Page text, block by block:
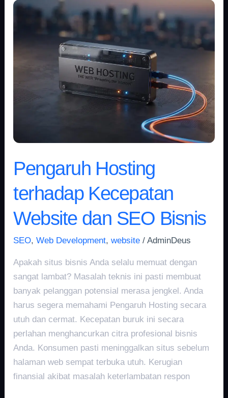
Pengaruh Hosting
terhadap Kecepatan
Website dan SEO Bisnis
SEO,Web Development,website /AdminDeus
Apakah situs bisnis Anda selalu memuat dengan
sangat lambat? Masalah teknis ini pasti membuat
banyak pelanggan potensial merasa jengkel. Anda
harus segera memahami Pengaruh Hosting secara
utuh dan cermat. Kecepatan buruk ini secara
perlahan menghancurkan citra profesional bisnis
Anda. Konsumen pasti meninggalkan situs sebelum
halaman web sempat terbuka utuh. Kerugian
finansial akibat masalah keterlambatan respon
Pengaruh
Kecepatan
SEO